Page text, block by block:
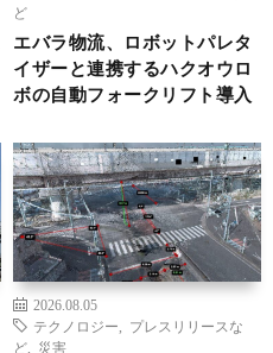
ど
エバラ物流、ロボットパレタ
イザーと連携するハクオウロ
ボの自動フォークリフト導入
2026.08.05
テクノロジー
プレスリリースな
ど
災害